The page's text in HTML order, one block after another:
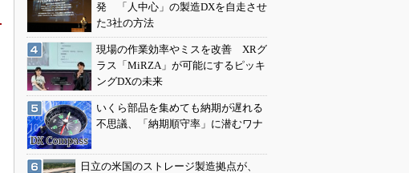
発 「人中心」の製造DXを自走させ
た3社の方法
現場の作業効率やミスを改善 XRグ
ラス「MiRZA」が可能にするピッキ
ングDXの未来
いくら部品を集めても納期が遅れる
不思議、「納期順守率」に潜むワナ
日立の米国のストレージ製造拠点が、